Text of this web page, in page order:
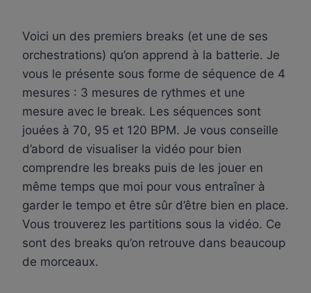
batteur.fr
Voici un des premiers breaks (et une de ses
orchestrations) qu’on apprend à la batterie. Je
vous le présente sous forme de séquence de 4
mesures : 3 mesures de rythmes et une
mesure avec le break. Les séquences sont
jouées à 70, 95 et 120 BPM. Je vous conseille
d’abord de visualiser la vidéo pour bien
comprendre les breaks puis de les jouer en
même temps que moi pour vous entraîner à
garder le tempo et être sûr d’être bien en place.
Vous trouverez les partitions sous la vidéo. Ce
sont des breaks qu’on retrouve dans beaucoup
de morceaux.